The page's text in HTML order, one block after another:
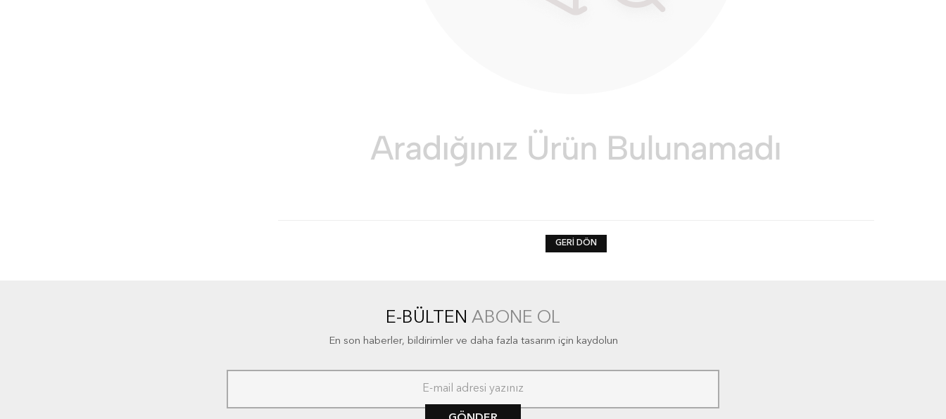
GERI DÖN
E-BÜLTEN ABONE OL
En son haberler, bildirimler ve daha fazla tasarım için kaydolun